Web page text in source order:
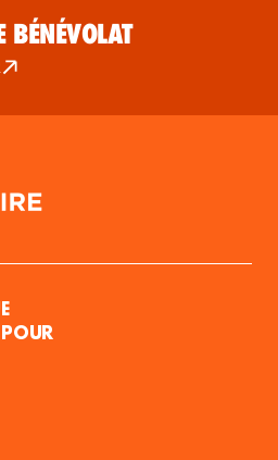
BÉNÉVOLAT